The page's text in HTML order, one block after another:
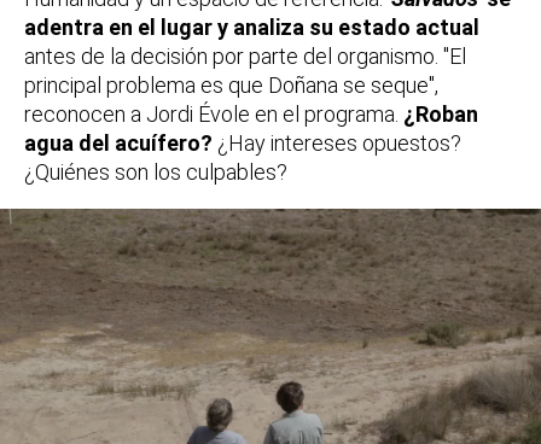
adentra en el lugar y analiza su estado actual
antes de la decisión por parte del organismo. "El
principal problema es que Doñana se seque",
reconocen a Jordi Évole en el programa. ¿Roban
agua del acuífero? ¿Hay intereses opuestos?
¿Quiénes son los culpables?